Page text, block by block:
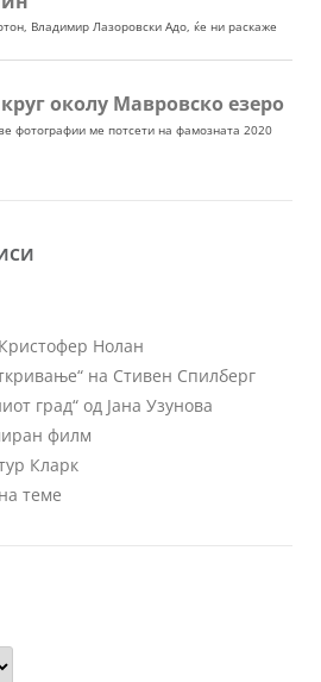
Нолан
на Стивен Спилберг
град“ од Јана Узунова
филм
Кларк
теме